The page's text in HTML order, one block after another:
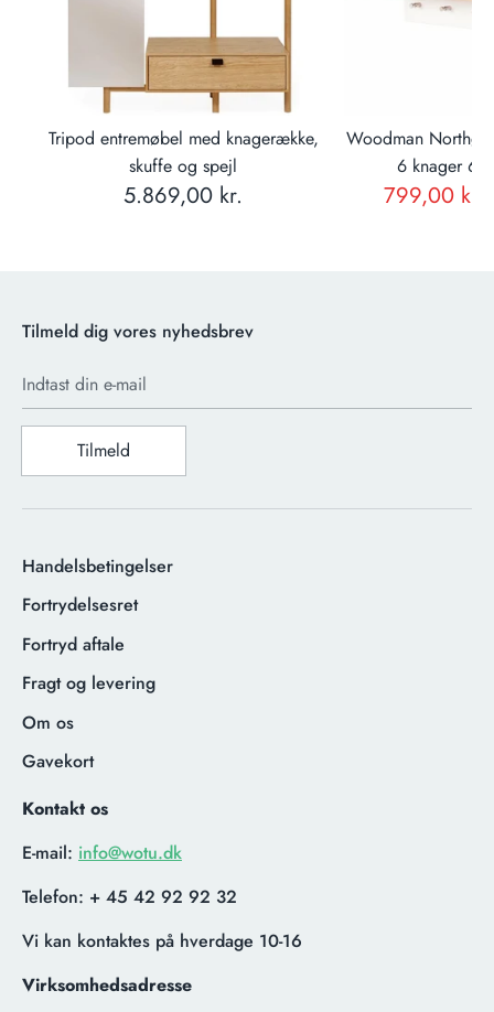
Tripod entremøbel med knagerække,
skuffe og spejl
5.869,00 kr.
Woodman
6 knager
799,00 kr.
Tilmeld dig vores nyhedsbrev
Indtast din e-mail
Tilmeld
Handelsbetingelser
Fortrydelsesret
Fortryd aftale
Fragt og levering
Om os
Gavekort
Kontakt os
E-mail: info@wotu.dk
Telefon: + 45 42 92 92 32
Vi kan kontaktes på hverdage 10-16
Virksomhedsadresse